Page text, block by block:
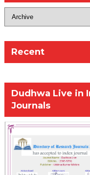
Recent
Dudhwa Live in
Journals